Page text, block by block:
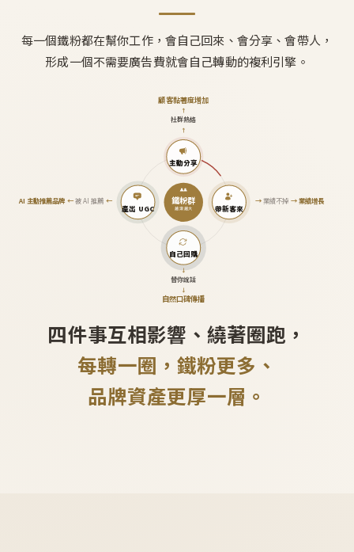
每一個鐵粉都在幫你工作，會自己回來、會分享、會帶人，
形成一個不需要廣告費就會自己轉動的複利引擎。
鐵粉群
越滾越大
主動分享
↑
社群熱絡
↑
顧客黏著度增加
帶新客來
→業績不掉 →業績增長
自己回購
↓
替你說話
↓
自然口碑傳播
產出 UGC
AI 主動推薦品牌←被 AI 推薦 ←
四件事互相影響、繞著圈跑，
每轉一圈，鐵粉更多、
品牌資產更厚一層。